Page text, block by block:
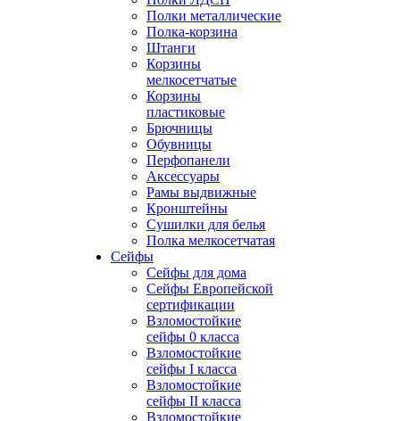
Полки металлические
Полка-корзина
Штанги
Корзины
мелкосетчатые
Корзины
пластиковые
Брючницы
Обувницы
Перфопанели
Аксессуары
Рамы выдвижные
Кронштейны
Сушилки для белья
Полка мелкосетчатая
Сейфы
Сейфы для дома
Сейфы Европейской
сертификации
Взломостойкие
сейфы 0 класса
Взломостойкие
сейфы I класса
Взломостойкие
сейфы II класса
Взломостойкие